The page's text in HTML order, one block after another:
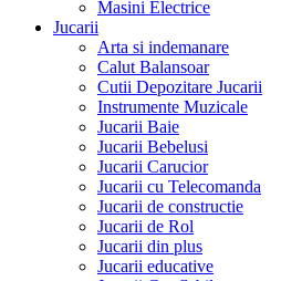
Masini Electrice
Jucarii
Arta si indemanare
Calut Balansoar
Cutii Depozitare Jucarii
Instrumente Muzicale
Jucarii Baie
Jucarii Bebelusi
Jucarii Carucior
Jucarii cu Telecomanda
Jucarii de constructie
Jucarii de Rol
Jucarii din plus
Jucarii educative